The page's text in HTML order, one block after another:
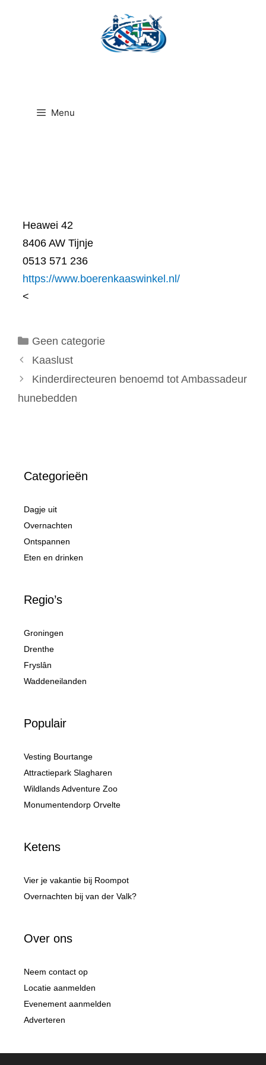
Menu
Heawei 42
8406 AW Tijnje
0513 571 236
https://www.boerenkaaswinkel.nl/
<
Categorieën
Geen categorie
Kaaslust
Kinderdirecteuren benoemd tot Ambassadeur
hunebedden
Categorieën
Dagje uit
Overnachten
Ontspannen
Eten en drinken
Regio’s
Groningen
Drenthe
Fryslân
Waddeneilanden
Populair
Vesting Bourtange
Attractiepark Slagharen
Wildlands Adventure Zoo
Monumentendorp Orvelte
Ketens
Vier je vakantie bij Roompot
Overnachten bij van der Valk?
Over ons
Neem contact op
Locatie aanmelden
Evenement aanmelden
Adverteren